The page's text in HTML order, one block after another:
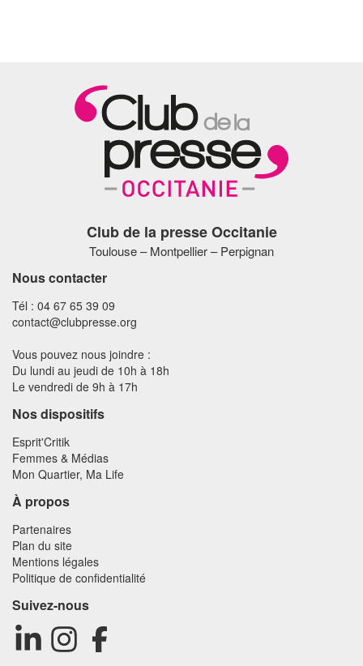
Club de la presse Occitanie
Toulouse – Montpellier – Perpignan
Nous contacter
Tél : 04 67 65 39 09
contact@clubpresse.org
Vous pouvez nous joindre :
Du lundi au jeudi de 10h à 18h
Le vendredi de 9h à 17h
Nos dispositifs
Esprit'Critik
Femmes & Médias
Mon Quartier, Ma Life
À propos
Partenaires
Plan du site
Mentions légales
Politique de confidentialité
Suivez-nous